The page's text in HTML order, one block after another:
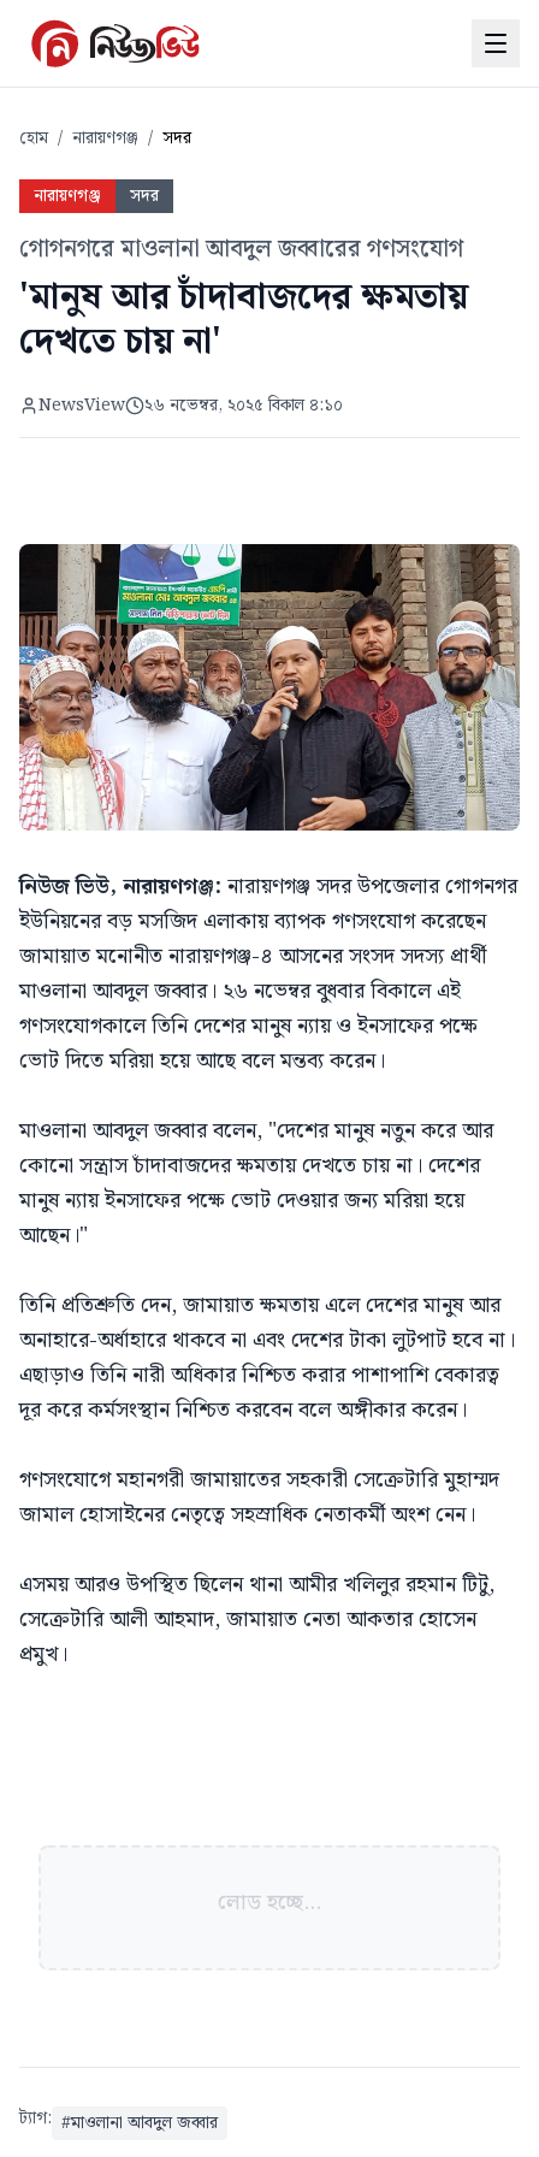
হোম / নারায়ণগঞ্জ / সদর
নারায়ণগঞ্জ সদর
গোগনগরে মাওলানা আবদুল জব্বারের গণসংযোগ
'মানুষ আর চাঁদাবাজদের ক্ষমতায়
দেখতে চায় না'
NewsView ২৬ নভেম্বর, ২০২৫ বিকাল ৪:১০
নিউজ ভিউ, নারায়ণগঞ্জ: নারায়ণগঞ্জ সদর উপজেলার গোগনগর
ইউনিয়নের বড় মসজিদ এলাকায় ব্যাপক গণসংযোগ করেছেন
জামায়াত মনোনীত নারায়ণগঞ্জ-৪ আসনের সংসদ সদস্য প্রার্থী
মাওলানা আবদুল জব্বার। ২৬ নভেম্বর বুধবার বিকালে এই
গণসংযোগকালে তিনি দেশের মানুষ ন্যায় ও ইনসাফের পক্ষে
ভোট দিতে মরিয়া হয়ে আছে বলে মন্তব্য করেন।
মাওলানা আবদুল জব্বার বলেন, "দেশের মানুষ নতুন করে আর
কোনো সন্ত্রাস চাঁদাবাজদের ক্ষমতায় দেখতে চায় না। দেশের
মানুষ ন্যায় ইনসাফের পক্ষে ভোট দেওয়ার জন্য মরিয়া হয়ে
আছেন।"
তিনি প্রতিশ্রুতি দেন, জামায়াত ক্ষমতায় এলে দেশের মানুষ আর
অনাহারে-অর্ধাহারে থাকবে না এবং দেশের টাকা লুটপাট হবে না।
এছাড়াও তিনি নারী অধিকার নিশ্চিত করার পাশাপাশি বেকারত্ব
দূর করে কর্মসংস্থান নিশ্চিত করবেন বলে অঙ্গীকার করেন।
গণসংযোগে মহানগরী জামায়াতের সহকারী সেক্রেটারি মুহাম্মদ
জামাল হোসাইনের নেতৃত্বে সহস্রাধিক নেতাকর্মী অংশ নেন।
এসময় আরও উপস্থিত ছিলেন থানা আমীর খলিলুর রহমান টিটু,
সেক্রেটারি আলী আহমাদ, জামায়াত নেতা আকতার হোসেন
প্রমুখ।
লোড হচ্ছে...
ট্যাগ: #মাওলানা আবদুল জব্বার